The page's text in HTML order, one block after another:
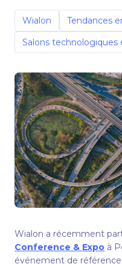
Wialon
Tendances
Salons technologiques
Wialon a récemment
Conference & Expo à
événement de